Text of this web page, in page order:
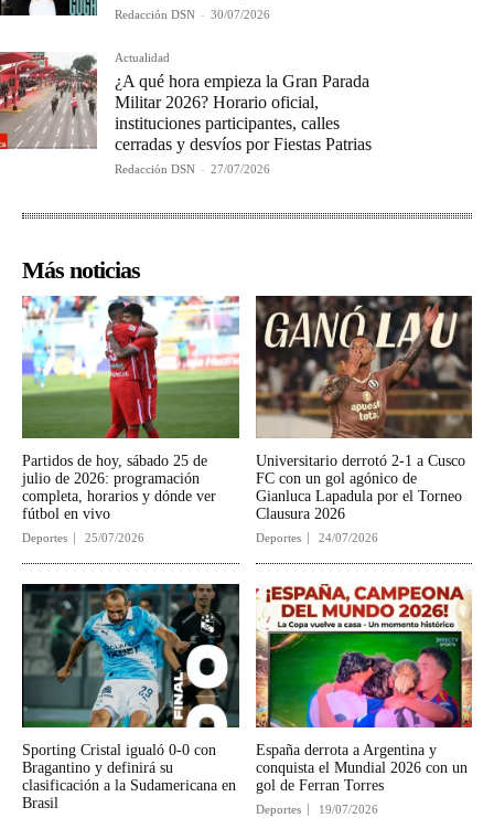
Redacción DSN - 30/07/2026
Actualidad
¿A qué hora empieza la Gran Parada
Militar 2026? Horario oficial,
instituciones participantes, calles
cerradas y desvíos por Fiestas Patrias
Redacción DSN - 27/07/2026
Más noticias
Partidos de hoy, sábado 25 de
julio de 2026: programación
completa, horarios y dónde ver
fútbol en vivo
Deportes 25/07/2026
Universitario derrotó 2-1 a Cusco
FC con un gol agónico de
Gianluca Lapadula por el Torneo
Clausura 2026
Deportes 24/07/2026
Sporting Cristal igualó 0-0 con
Bragantino y definirá su
clasificación a la Sudamericana en
Brasil
España derrota a Argentina y
conquista el Mundial 2026 con un
gol de Ferran Torres
Deportes 19/07/2026